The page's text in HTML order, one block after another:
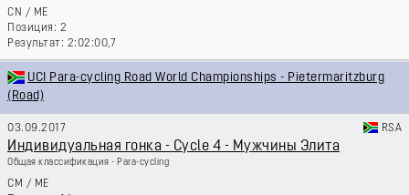
CN / ME
2
2:02:00,7
UCI Para-cycling Road World Championships - Pietermaritzburg
(Road)
03.09.2017 RSA
Индивидуальная гонка - Cycle 4 - Мужчины Элита
Общая классификация - Para-cycling
CM / ME